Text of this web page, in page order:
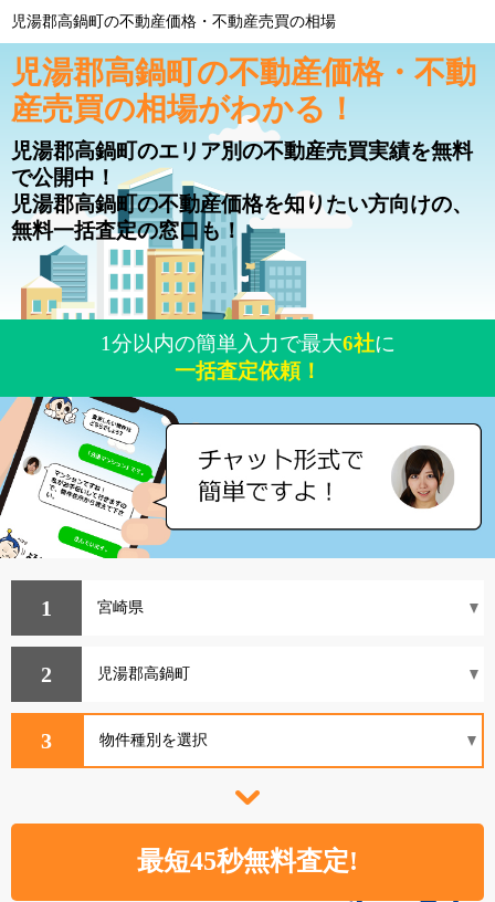
児湯郡高鍋町の不動産価格・不動産売買の相場
児湯郡高鍋町の不動産価格・不動
産売買の相場がわかる！
児湯郡高鍋町のエリア別の不動産売買実績を無料
で公開中！
児湯郡高鍋町の不動産価格を知りたい方向けの、
無料一括査定の窓口も！
1分以内の簡単入力で最大6社に
一括査定依頼！
1
2
3